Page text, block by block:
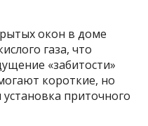
окон в доме
газа, что
«забитости»
короткие, но
приточного